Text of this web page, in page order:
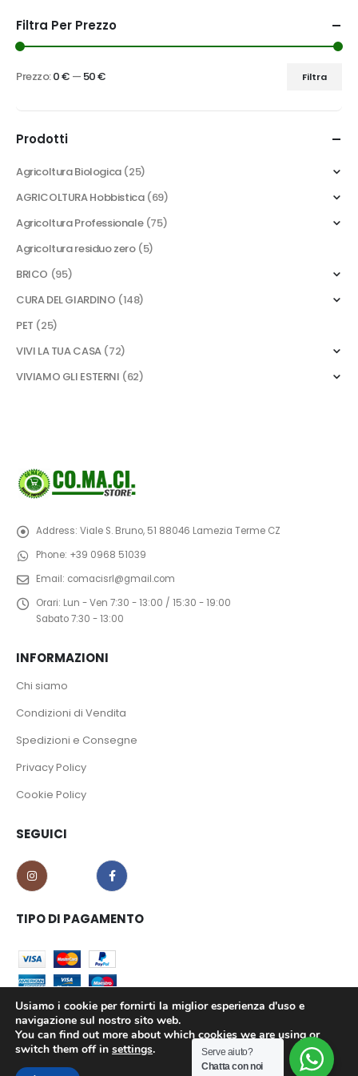
Filtra Per Prezzo
Filtra
Prezzo:0 € — 50 €
Prodotti
Agricoltura Biologica (25)
AGRICOLTURA Hobbistica (69)
Agricoltura Professionale (75)
Agricoltura residuo zero (5)
BRICO (95)
CURA DEL GIARDINO (148)
PET (25)
VIVI LA TUA CASA (72)
VIVIAMO GLI ESTERNI (62)
Address: Viale S. Bruno, 51 88046 Lamezia Terme CZ
Phone: +39 0968 51039
Email: comacisrl@gmail.com
Orari: Lun - Ven 7:30 - 13:00 / 15:30 - 19:00
Sabato 7:30 - 13:00
INFORMAZIONI
Chi siamo
Condizioni di Vendita
Spedizioni e Consegne
Privacy Policy
Cookie Policy
SEGUICI
TIPO DI PAGAMENTO
CO.MA.CI S.r.l. - P.iva 02639180799 © 2023. All Rights Reserved.
Usiamo i cookie per fornirti la miglior esperienza d'uso e
navigazione sul nostro sito web.
You can find out more about which cookies we are using or
switch them off in settings.
Serve aiuto?
Chatta con noi